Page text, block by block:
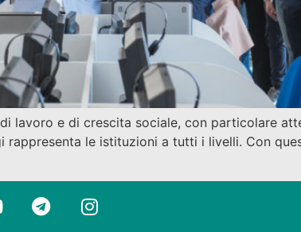
lavoro e di crescita sociale, con particolare
le istituzioni a tutti i livelli. Con